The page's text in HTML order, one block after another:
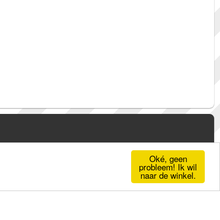
Oké, geen
probleem! Ik wil
naar de winkel.